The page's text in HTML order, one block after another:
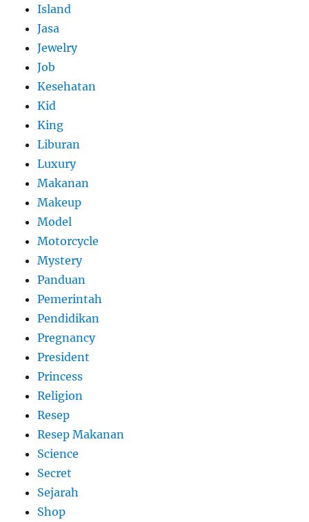
Island
Jasa
Jewelry
Job
Kesehatan
Kid
King
Liburan
Luxury
Makanan
Makeup
Model
Motorcycle
Mystery
Panduan
Pemerintah
Pendidikan
Pregnancy
President
Princess
Religion
Resep
Resep Makanan
Science
Secret
Sejarah
Shop